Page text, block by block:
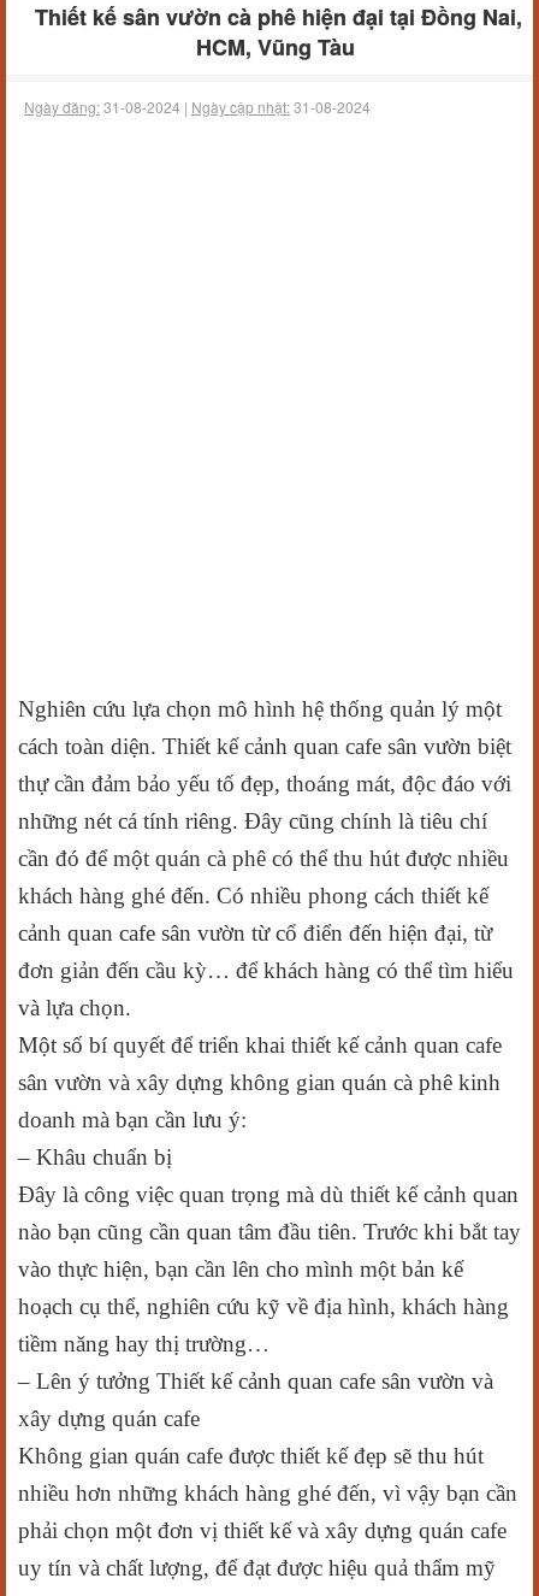
Thiết kế sân vườn cà phê hiện đại tại Đồng Nai,
HCM, Vũng Tàu
Ngày đăng:31-08-2024 | Ngày cập nhật:31-08-2024
Nghiên cứu lựa chọn mô hình hệ thống quản lý một
cách toàn diện. Thiết kế cảnh quan cafe sân vườn biệt
thự cần đảm bảo yếu tố đẹp, thoáng mát, độc đáo với
những nét cá tính riêng. Đây cũng chính là tiêu chí
cần đó để một quán cà phê có thể thu hút được nhiều
khách hàng ghé đến. Có nhiều phong cách thiết kế
cảnh quan cafe sân vườn từ cổ điển đến hiện đại, từ
đơn giản đến cầu kỳ… để khách hàng có thể tìm hiểu
và lựa chọn.
Một số bí quyết để triển khai thiết kế cảnh quan cafe
sân vườn và xây dựng không gian quán cà phê kinh
doanh mà bạn cần lưu ý:
– Khâu chuẩn bị
Đây là công việc quan trọng mà dù thiết kế cảnh quan
nào bạn cũng cần quan tâm đầu tiên. Trước khi bắt tay
vào thực hiện, bạn cần lên cho mình một bản kế
hoạch cụ thể, nghiên cứu kỹ về địa hình, khách hàng
tiềm năng hay thị trường…
– Lên ý tưởng Thiết kế cảnh quan cafe sân vườn và
xây dựng quán cafe
Không gian quán cafe được thiết kế đẹp sẽ thu hút
nhiều hơn những khách hàng ghé đến, vì vậy bạn cần
phải chọn một đơn vị thiết kế và xây dựng quán cafe
uy tín và chất lượng, để đạt được hiệu quả thẩm mỹ